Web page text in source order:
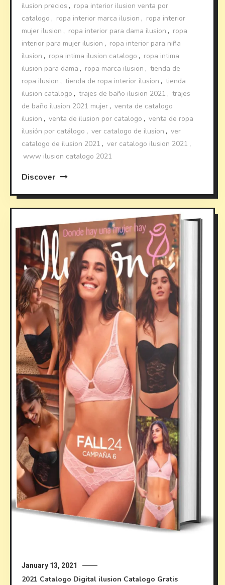
ilusion precios , ropa interior ilusion venta por
catalogo , ropa interior marca ilusion , ropa interior
mujer ilusion , ropa interior para dama ilusion , ropa
interior para mujer ilusion , ropa interior para niña
ilusion , ropa intima ilusion catalogo , ropa intima
ilusion para dama , ropa marca ilusion , tienda de
ropa ilusion , tienda de ropa interior ilusion , tienda
ilusion catalogo , trajes de baño ilusion 2021 , trajes
de baño ilusion 2021 mujer , venta de catalogo
ilusion , venta de ilusion por catalogo , venta de ropa
ilusión por catálogo , ver catalogo de ilusion , ver
catalogo de ilusion 2021 , ver catalogo ilusion 2021 ,
www ilusion catalogo 2021
Discover
January 13, 2021
2021 Catalogo Digital ilusion Catalogo Gratis